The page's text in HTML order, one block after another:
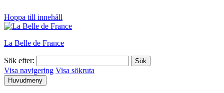
Hoppa till innehåll
La Belle de France
Sök efter:
Visa navigering Visa sökruta
Huvudmeny